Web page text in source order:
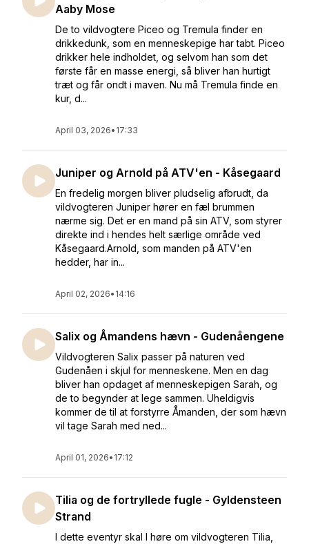
Aaby Mose
De to vildvogtere Piceo og Tremula finder en
drikkedunk, som en menneskepige har tabt. Piceo
drikker hele indholdet, og selvom han som det
første får en masse energi, så bliver han hurtigt
træt og får ondt i maven. Nu må Tremula finde en
kur, d...
April 03, 2026• 17:33
Juniper og Arnold på ATV'en - Kåsegaard
En fredelig morgen bliver pludselig afbrudt, da
vildvogteren Juniper hører en fæl brummen
nærme sig. Det er en mand på sin ATV, som styrer
direkte ind i hendes helt særlige område ved
Kåsegaard.Arnold, som manden på ATV'en
hedder, har in...
April 02, 2026• 14:16
Salix og Åmandens hævn - Gudenåengene
Vildvogteren Salix passer på naturen ved
Gudenåen i skjul for menneskene. Men en dag
bliver han opdaget af menneskepigen Sarah, og
de to begynder at lege sammen. Uheldigvis
kommer de til at forstyrre Åmanden, der som hævn
vil tage Sarah med ned...
April 01, 2026• 17:12
Tilia og de fortryllede fugle - Gyldensteen
Strand
I dette eventyr skal I høre om vildvogteren Tilia,